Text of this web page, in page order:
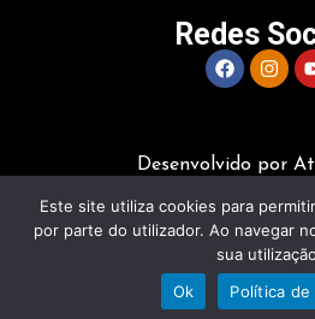
Redes
Desenvolvido por
Este site utiliza cookies para
por parte do utilizador. Ao navegar
sua
Ok
Política de